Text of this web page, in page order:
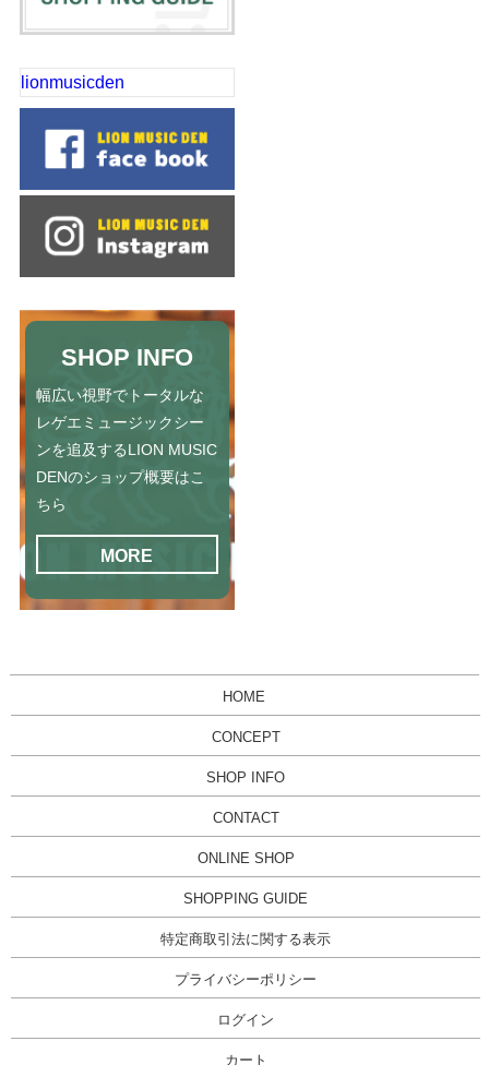
lionmusicden
SHOP INFO
幅広い視野でトータルな
レゲエミュージックシー
ンを追及するLION MUSIC
DENのショップ概要はこ
ちら
MORE
HOME
CONCEPT
SHOP INFO
CONTACT
ONLINE SHOP
SHOPPING GUIDE
特定商取引法に関する表示
プライバシーポリシー
ログイン
カート